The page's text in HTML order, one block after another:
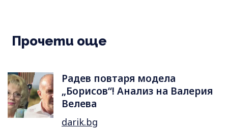
Прочети още
Радев повтаря модела
„Борисов“! Анализ на Валерия
Велева
darik.bg